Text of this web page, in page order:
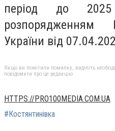
період до 2025
розпорядженням
України від
Якщо ви помітили помилку, виділіть
повідомити про це редакцію
HTTPS://PRO100MEDIA.COM.UA
#Костянтинівка